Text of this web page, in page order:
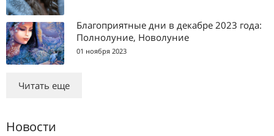
Благоприятные дни в декабре 2023 года:
Полнолуние, Новолуние
01 ноября 2023
Читать еще
Новости